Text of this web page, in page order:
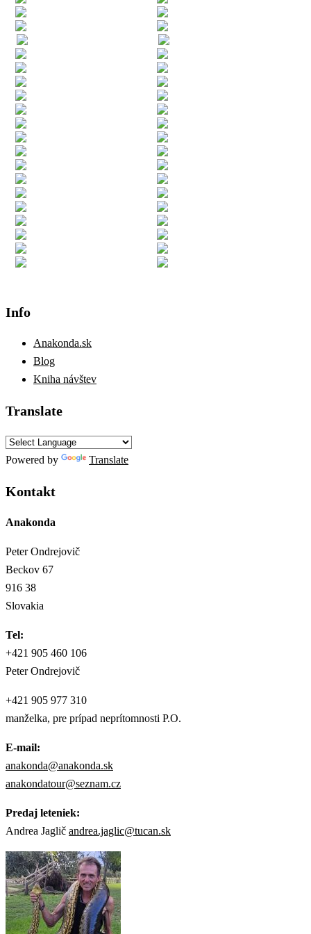
Info
Anakonda.sk
Blog
Kniha návštev
Translate
Powered by Translate
Kontakt
Anakonda
Peter Ondrejovič
Beckov 67
916 38
Slovakia
Tel:
+421 905 460 106
Peter Ondrejovič
+421 905 977 310
manželka, pre prípad neprítomnosti P.O.
E-mail:
anakonda@anakonda.sk
anakondatour@seznam.cz
Predaj leteniek:
Andrea Jaglič andrea.jaglic@tucan.sk